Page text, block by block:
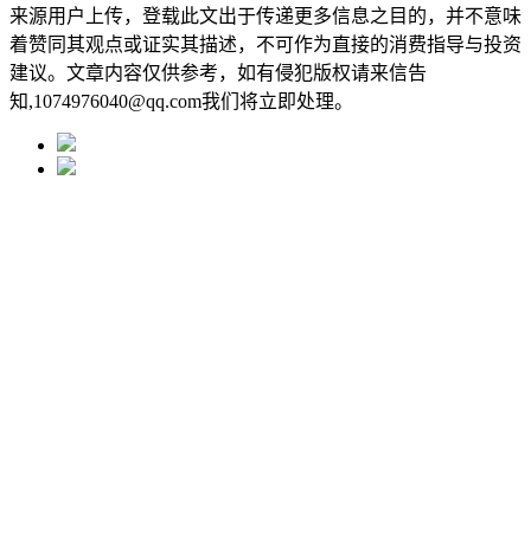
来源用户上传，登载此文出于传递更多信息之目的，并不意味
着赞同其观点或证实其描述，不可作为直接的消费指导与投资
建议。文章内容仅供参考，如有侵犯版权请来信告
知,1074976040@qq.com我们将立即处理。